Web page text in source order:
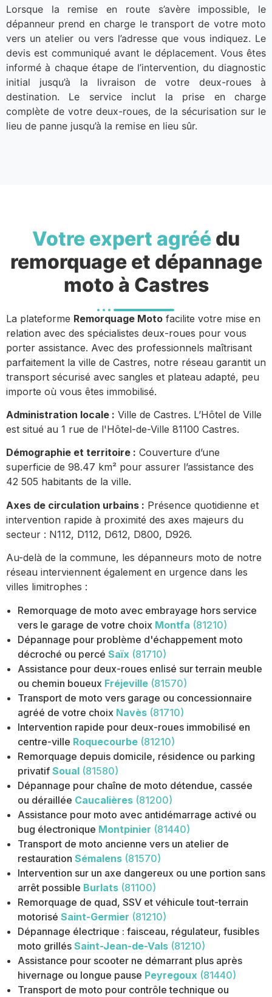
Lorsque la remise en route s’avère impossible, le
dépanneur prend en charge le transport de votre moto
vers un atelier ou vers l’adresse que vous indiquez. Le
devis est communiqué avant le déplacement. Vous êtes
informé à chaque étape de l’intervention, du diagnostic
initial jusqu’à la livraison de votre deux-roues à
destination. Le service inclut la prise en charge
complète de votre deux-roues, de la sécurisation sur le
lieu de panne jusqu’à la remise en lieu sûr.
Votre expert agréé du
remorquage et dépannage
moto à Castres
La plateforme Remorquage Moto facilite votre mise en
relation avec des spécialistes deux-roues pour vous
porter assistance. Avec des professionnels maîtrisant
parfaitement la ville de Castres, notre réseau garantit un
transport sécurisé avec sangles et plateau adapté, peu
importe où vous êtes immobilisé.
Administration locale : Ville de Castres. L’Hôtel de Ville
est situé au 1 rue de l'Hôtel-de-Ville 81100 Castres.
Démographie et territoire : Couverture d’une
superficie de 98.47 km² pour assurer l’assistance des
42 505 habitants de la ville.
Axes de circulation urbains : Présence quotidienne et
intervention rapide à proximité des axes majeurs du
secteur : N112, D112, D612, D800, D926.
Au-delà de la commune, les dépanneurs moto de notre
réseau interviennent également en urgence dans les
villes limitrophes :
Remorquage de moto avec embrayage hors service
vers le garage de votre choix Montfa (81210)
Dépannage pour problème d'échappement moto
décroché ou percé Saïx (81710)
Assistance pour deux-roues enlisé sur terrain meuble
ou chemin boueux Fréjeville (81570)
Transport de moto vers garage ou concessionnaire
agréé de votre choix Navès (81710)
Intervention rapide pour deux-roues immobilisé en
centre-ville Roquecourbe (81210)
Remorquage depuis domicile, résidence ou parking
privatif Soual (81580)
Dépannage pour chaîne de moto détendue, cassée
ou déraillée Caucalières (81200)
Assistance pour moto avec antidémarrage activé ou
bug électronique Montpinier (81440)
Transport de moto ancienne vers un atelier de
restauration Sémalens (81570)
Intervention sur un axe dangereux ou une portion sans
arrêt possible Burlats (81100)
Remorquage de quad, SSV et véhicule tout-terrain
motorisé Saint-Germier (81210)
Dépannage électrique : faisceau, régulateur, fusibles
moto grillés Saint-Jean-de-Vals (81210)
Assistance pour scooter ne démarrant plus après
hivernage ou longue pause Peyregoux (81440)
Transport de moto pour contrôle technique ou